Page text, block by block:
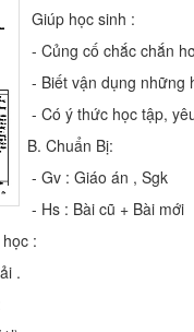
Giúp học sinh :
- Củng cố chắc chắn
- Biết vận dụng những
- Có ý thức học tập,
B. Chuẩn Bị:
- Gv : Giáo án , Sgk
- Hs : Bài cũ + Bài mới
:
.